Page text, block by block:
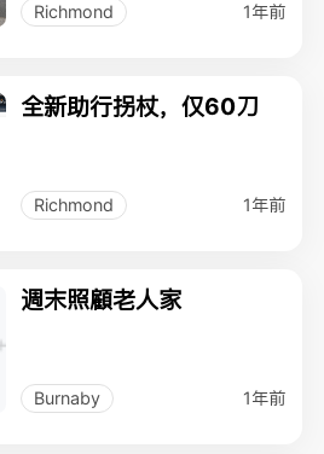
Richmond 1年前
全新助行拐杖，仅60刀
Richmond 1年前
週末照顧老人家
Burnaby 1年前